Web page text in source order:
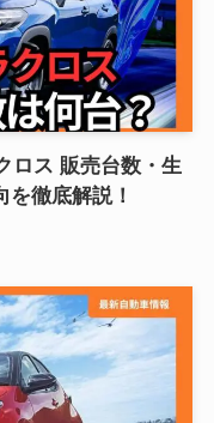
ロス 販売台数・生
徹底解説！